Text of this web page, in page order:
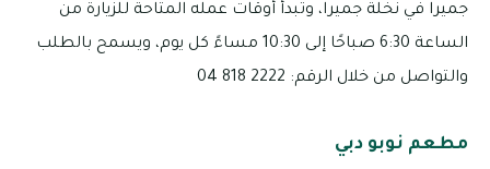
جميرا في نخلة جميرا، وتبدأ أوقات عمله المتاحة للزيارة من
الساعة 6:30 صباحًا إلى 10:30 مساءً كل يوم، ويسمح بالطلب
والتواصل من خلال الرقم: 2222 818 04
مطعم نوبو دبي